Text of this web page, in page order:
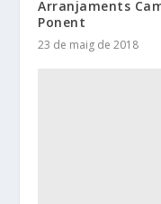
Arranjaments
Ponent
23 de maig de 2018